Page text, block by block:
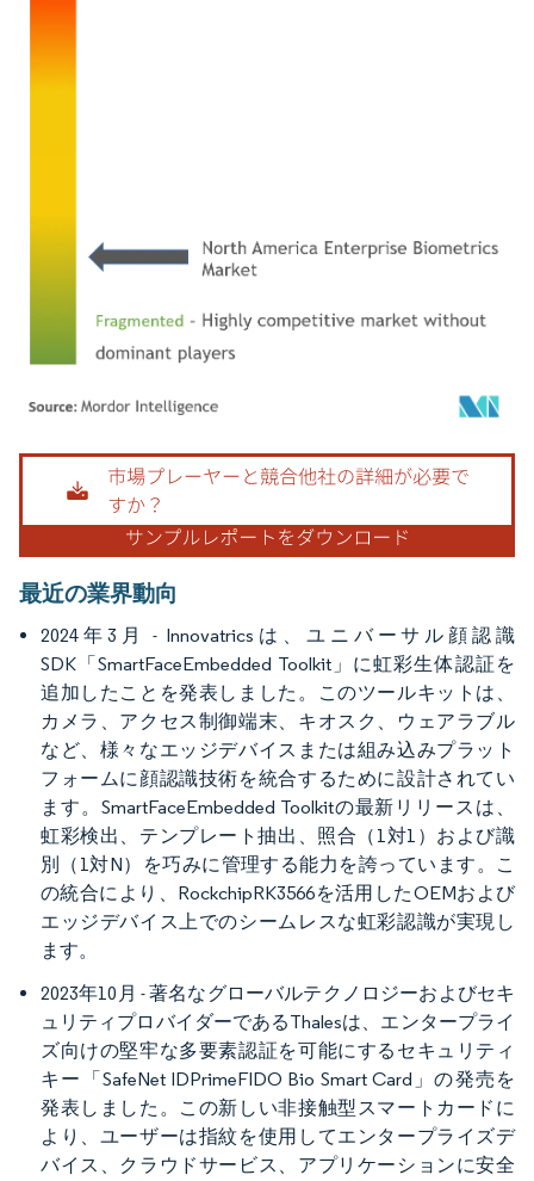
画像 © Mordor Intelligence。再利用にはCC BY 4.0の表示が必要です。
最近の業界動向
2024年3月 - Innovatricsは、ユニバーサル顔認識
SDK「SmartFaceEmbedded Toolkit」に虹彩生体認証を
追加したことを発表しました。このツールキットは、
カメラ、アクセス制御端末、キオスク、ウェアラブル
など、様々なエッジデバイスまたは組み込みプラット
フォームに顔認識技術を統合するために設計されてい
ます。SmartFaceEmbedded Toolkitの最新リリースは、
虹彩検出、テンプレート抽出、照合（1対1）および識
別（1対N）を巧みに管理する能力を誇っています。こ
の統合により、RockchipRK3566を活用したOEMおよび
エッジデバイス上でのシームレスな虹彩認識が実現し
ます。
2023年10月 - 著名なグローバルテクノロジーおよびセキ
ュリティプロバイダーであるThalesは、エンタープライ
ズ向けの堅牢な多要素認証を可能にするセキュリティ
キー「SafeNet IDPrimeFIDO Bio Smart Card」の発売を
発表しました。この新しい非接触型スマートカードに
より、ユーザーは指紋を使用してエンタープライズデ
バイス、クラウドサービス、アプリケーションに安全